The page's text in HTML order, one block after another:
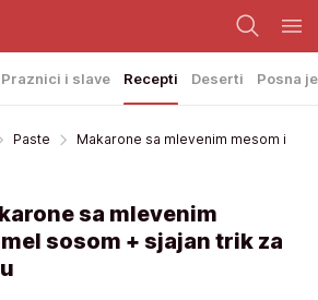
Praznici i slave Recepti Deserti Posna
Paste
Makarone sa mlevenim mesom i
sa mlevenim
sosom + sjajan trik za